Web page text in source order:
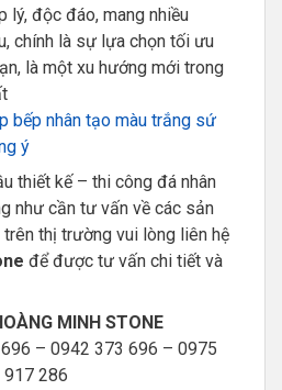
độc đáo, mang nhiều
chính là sự lựa chọn tối ưu
là một xu hướng mới trong
bếp nhân tạo màu trắng sứ
ý
thiết kế – thi công đá nhân
như cần tư vấn về các sản
trên thị trường vui lòng liên hệ
để được tư vấn chi tiết và
MINH STONE
– 0942 373 696 – 0975
917 286